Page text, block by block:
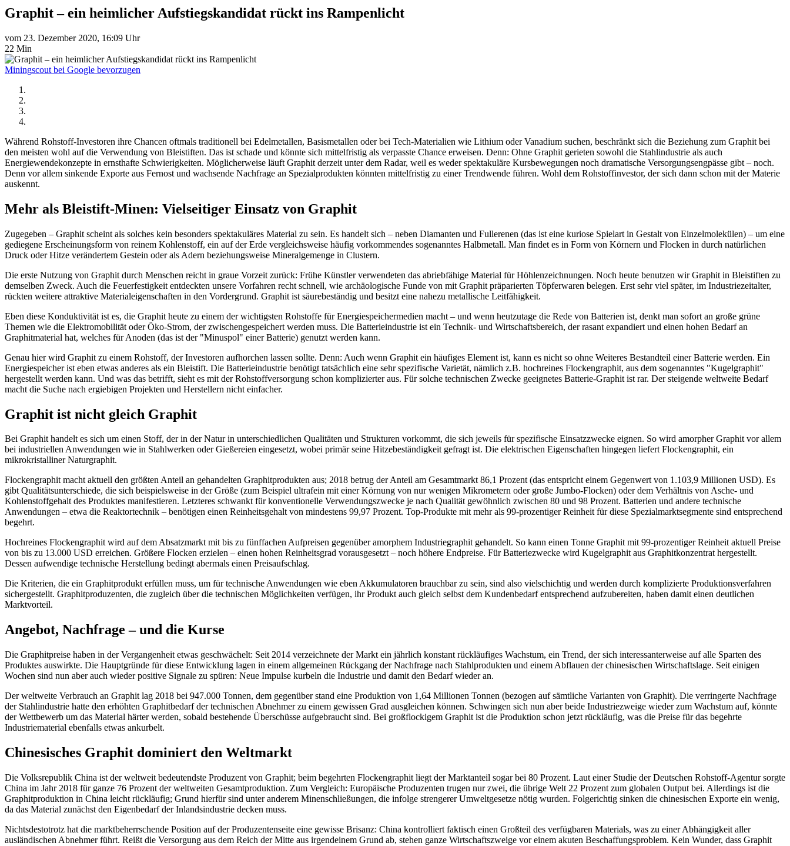
Graphit – ein heimlicher Aufstiegskandidat rückt ins Rampenlicht
vom 23. Dezember 2020, 16:09 Uhr
22 Min
Miningscout bei Google bevorzugen
Während Rohstoff-Investoren ihre Chancen oftmals traditionell bei Edelmetallen, Basismetallen oder bei Tech-Materialien wie Lithium oder Vanadium suchen, beschränkt sich die Beziehung zum Graphit bei
den meisten wohl auf die Verwendung von Bleistiften. Das ist schade und könnte sich mittelfristig als verpasste Chance erweisen. Denn: Ohne Graphit gerieten sowohl die Stahlindustrie als auch
Energiewendekonzepte in ernsthafte Schwierigkeiten. Möglicherweise läuft Graphit derzeit unter dem Radar, weil es weder spektakuläre Kursbewegungen noch dramatische Versorgungsengpässe gibt – noch.
Denn vor allem sinkende Exporte aus Fernost und wachsende Nachfrage an Spezialprodukten könnten mittelfristig zu einer Trendwende führen. Wohl dem Rohstoffinvestor, der sich dann schon mit der Materie
auskennt.
Mehr als Bleistift-Minen: Vielseitiger Einsatz von Graphit
Zugegeben – Graphit scheint als solches kein besonders spektakuläres Material zu sein. Es handelt sich – neben Diamanten und Fullerenen (das ist eine kuriose Spielart in Gestalt von Einzelmolekülen) – um eine
gediegene Erscheinungsform von reinem Kohlenstoff, ein auf der Erde vergleichsweise häufig vorkommendes sogenanntes Halbmetall. Man findet es in Form von Körnern und Flocken in durch natürlichen
Druck oder Hitze verändertem Gestein oder als Adern beziehungsweise Mineralgemenge in Clustern.
Die erste Nutzung von Graphit durch Menschen reicht in graue Vorzeit zurück: Frühe Künstler verwendeten das abriebfähige Material für Höhlenzeichnungen. Noch heute benutzen wir Graphit in Bleistiften zu
demselben Zweck. Auch die Feuerfestigkeit entdeckten unsere Vorfahren recht schnell, wie archäologische Funde von mit Graphit präparierten Töpferwaren belegen. Erst sehr viel später, im Industriezeitalter,
rückten weitere attraktive Materialeigenschaften in den Vordergrund. Graphit ist säurebeständig und besitzt eine nahezu metallische Leitfähigkeit.
Eben diese Konduktivität ist es, die Graphit heute zu einem der wichtigsten Rohstoffe für Energiespeichermedien macht – und wenn heutzutage die Rede von Batterien ist, denkt man sofort an große grüne
Themen wie die Elektromobilität oder Öko-Strom, der zwischengespeichert werden muss. Die Batterieindustrie ist ein Technik- und Wirtschaftsbereich, der rasant expandiert und einen hohen Bedarf an
Graphitmaterial hat, welches für Anoden (das ist der "Minuspol" einer Batterie) genutzt werden kann.
Genau hier wird Graphit zu einem Rohstoff, der Investoren aufhorchen lassen sollte. Denn: Auch wenn Graphit ein häufiges Element ist, kann es nicht so ohne Weiteres Bestandteil einer Batterie werden. Ein
Energiespeicher ist eben etwas anderes als ein Bleistift. Die Batterieindustrie benötigt tatsächlich eine sehr spezifische Varietät, nämlich z.B. hochreines Flockengraphit, aus dem sogenanntes "Kugelgraphit"
hergestellt werden kann. Und was das betrifft, sieht es mit der Rohstoffversorgung schon komplizierter aus. Für solche technischen Zwecke geeignetes Batterie-Graphit ist rar. Der steigende weltweite Bedarf
macht die Suche nach ergiebigen Projekten und Herstellern nicht einfacher.
Graphit ist nicht gleich Graphit
Bei Graphit handelt es sich um einen Stoff, der in der Natur in unterschiedlichen Qualitäten und Strukturen vorkommt, die sich jeweils für spezifische Einsatzzwecke eignen. So wird amorpher Graphit vor allem
bei industriellen Anwendungen wie in Stahlwerken oder Gießereien eingesetzt, wobei primär seine Hitzebeständigkeit gefragt ist. Die elektrischen Eigenschaften hingegen liefert Flockengraphit, ein
mikrokristalliner Naturgraphit.
Flockengraphit macht aktuell den größten Anteil an gehandelten Graphitprodukten aus; 2018 betrug der Anteil am Gesamtmarkt 86,1 Prozent (das entspricht einem Gegenwert von 1.103,9 Millionen USD). Es
gibt Qualitätsunterschiede, die sich beispielsweise in der Größe (zum Beispiel ultrafein mit einer Körnung von nur wenigen Mikrometern oder große Jumbo-Flocken) oder dem Verhältnis von Asche- und
Kohlenstoffgehalt des Produktes manifestieren. Letzteres schwankt für konventionelle Verwendungszwecke je nach Qualität gewöhnlich zwischen 80 und 98 Prozent. Batterien und andere technische
Anwendungen – etwa die Reaktortechnik – benötigen einen Reinheitsgehalt von mindestens 99,97 Prozent. Top-Produkte mit mehr als 99-prozentiger Reinheit für diese Spezialmarktsegmente sind entsprechend
begehrt.
Hochreines Flockengraphit wird auf dem Absatzmarkt mit bis zu fünffachen Aufpreisen gegenüber amorphem Industriegraphit gehandelt. So kann einen Tonne Graphit mit 99-prozentiger Reinheit aktuell Preise
von bis zu 13.000 USD erreichen. Größere Flocken erzielen – einen hohen Reinheitsgrad vorausgesetzt – noch höhere Endpreise. Für Batteriezwecke wird Kugelgraphit aus Graphitkonzentrat hergestellt.
Dessen aufwendige technische Herstellung bedingt abermals einen Preisaufschlag.
Die Kriterien, die ein Graphitprodukt erfüllen muss, um für technische Anwendungen wie eben Akkumulatoren brauchbar zu sein, sind also vielschichtig und werden durch komplizierte Produktionsverfahren
sichergestellt. Graphitproduzenten, die zugleich über die technischen Möglichkeiten verfügen, ihr Produkt auch gleich selbst dem Kundenbedarf entsprechend aufzubereiten, haben damit einen deutlichen
Marktvorteil.
Angebot, Nachfrage – und die Kurse
Die Graphitpreise haben in der Vergangenheit etwas geschwächelt: Seit 2014 verzeichnete der Markt ein jährlich konstant rückläufiges Wachstum, ein Trend, der sich interessanterweise auf alle Sparten des
Produktes auswirkte. Die Hauptgründe für diese Entwicklung lagen in einem allgemeinen Rückgang der Nachfrage nach Stahlprodukten und einem Abflauen der chinesischen Wirtschaftslage. Seit einigen
Wochen sind nun aber auch wieder positive Signale zu spüren: Neue Impulse kurbeln die Industrie und damit den Bedarf wieder an.
Der weltweite Verbrauch an Graphit lag 2018 bei 947.000 Tonnen, dem gegenüber stand eine Produktion von 1,64 Millionen Tonnen (bezogen auf sämtliche Varianten von Graphit). Die verringerte Nachfrage
der Stahlindustrie hatte den erhöhten Graphitbedarf der technischen Abnehmer zu einem gewissen Grad ausgleichen können. Schwingen sich nun aber beide Industriezweige wieder zum Wachstum auf, könnte
der Wettbewerb um das Material härter werden, sobald bestehende Überschüsse aufgebraucht sind. Bei großflockigem Graphit ist die Produktion schon jetzt rückläufig, was die Preise für das begehrte
Industriematerial ebenfalls etwas ankurbelt.
Chinesisches Graphit dominiert den Weltmarkt
Die Volksrepublik China ist der weltweit bedeutendste Produzent von Graphit; beim begehrten Flockengraphit liegt der Marktanteil sogar bei 80 Prozent. Laut einer Studie der Deutschen Rohstoff-Agentur sorgte
China im Jahr 2018 für ganze 76 Prozent der weltweiten Gesamtproduktion. Zum Vergleich: Europäische Produzenten trugen nur zwei, die übrige Welt 22 Prozent zum globalen Output bei. Allerdings ist die
Graphitproduktion in China leicht rückläufig; Grund hierfür sind unter anderem Minenschließungen, die infolge strengerer Umweltgesetze nötig wurden. Folgerichtig sinken die chinesischen Exporte ein wenig,
da das Material zunächst den Eigenbedarf der Inlandsindustrie decken muss.
Nichtsdestotrotz hat die marktbeherrschende Position auf der Produzentenseite eine gewisse Brisanz: China kontrolliert faktisch einen Großteil des verfügbaren Materials, was zu einer Abhängigkeit aller
ausländischen Abnehmer führt. Reißt die Versorgung aus dem Reich der Mitte aus irgendeinem Grund ab, stehen ganze Wirtschaftszweige vor einem akuten Beschaffungsproblem. Kein Wunder, dass Graphit